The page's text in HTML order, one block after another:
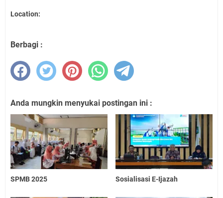
Location:
Berbagi :
Anda mungkin menyukai postingan ini :
SPMB 2025 Sosialisasi E-Ijazah